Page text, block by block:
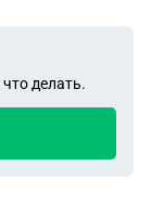
делать.